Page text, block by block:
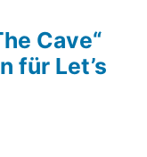
Cave“
für Let’s